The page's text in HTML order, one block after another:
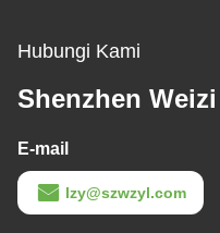
Hubungi Kami
Shenzhen
E-mail
lzy@szwzyl.com